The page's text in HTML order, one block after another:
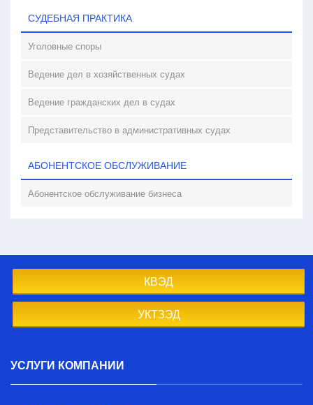
СУДЕБНАЯ ПРАКТИКА
Уголовные споры
Ведение дел в хозяйственных судах
Ведение гражданских дел в судах
Представительство в административных судах
АБОНЕНТСКОЕ ОБСЛУЖИВАНИЕ
Абонентское обслуживание бизнеса
КВЭД
УКТЗЭД
УСЛУГИ КОМПАНИИ